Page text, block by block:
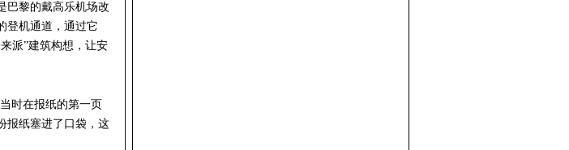
巴黎的戴高乐机场改
登机通道，通过它
派”建筑构想，让安
时在报纸的第一页
报纸塞进了口袋，这